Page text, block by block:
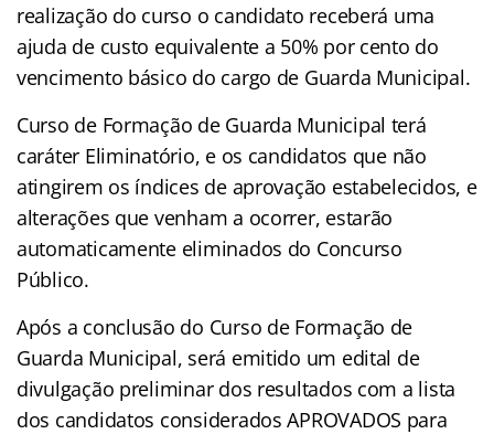
realização do curso o candidato receberá uma
ajuda de custo equivalente a 50% por cento do
vencimento básico do cargo de Guarda Municipal.
Curso de Formação de Guarda Municipal terá
caráter Eliminatório, e os candidatos que não
atingirem os índices de aprovação estabelecidos, e
alterações que venham a ocorrer, estarão
automaticamente eliminados do Concurso
Público.
Após a conclusão do Curso de Formação de
Guarda Municipal, será emitido um edital de
divulgação preliminar dos resultados com a lista
dos candidatos considerados APROVADOS para